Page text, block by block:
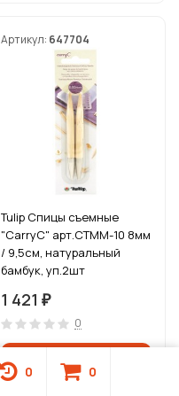
Артикул: 647704
Tulip Спицы съемные
"CarryC" арт.CTMM-10 8мм
/ 9,5см, натуральный
бамбук, уп.2шт
1 421 ₽
0
0 0